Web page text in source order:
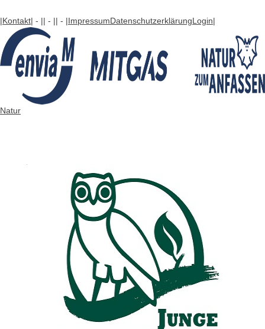
|Kontakt| - || - || - |ImpressumDatenschutzerklärungLogin|
Natur